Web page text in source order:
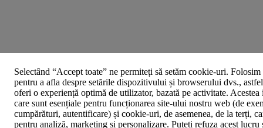
Selectând “Accept toate” ne permiteți să setăm cookie-uri.
pentru a afla despre setările dispozitivului și browserului dvs.,
oferi o experiență optimă de utilizator, bazată pe activitate.
care sunt esențiale pentru funcționarea site-ului nostru web (de
cumpărături, autentificare) și cookie-uri, de asemenea, de la terți,
pentru analiză, marketing și personalizare. Puteți refuza acest